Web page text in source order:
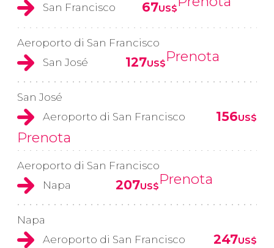
San Francisco
67US$
Aeroporto di San Francisco
San José
127US$Prenota
San José
Aeroporto di San Francisco
156US$
Prenota
Aeroporto di San Francisco
Napa
207US$Prenota
Napa
Aeroporto di San Francisco
247US$